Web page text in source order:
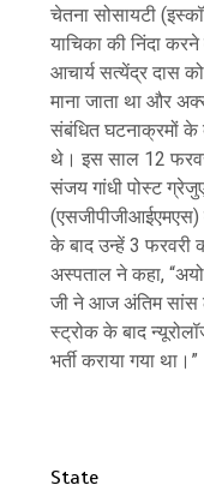
चेतना सोसायटी
याचिका की निंदा
आचार्य सत्येंद्र दास
माना जाता था और
संबंधित घटनाक्रमों के
थे। इस साल 12
संजय गांधी पोस्ट
(एसजीपीजीआईएमएस)
के बाद उन्हें 3 फरवरी
अस्पताल ने कहा,
जी ने आज अंतिम सांस
स्ट्रोक के बाद
भर्ती कराया गया था।”
State